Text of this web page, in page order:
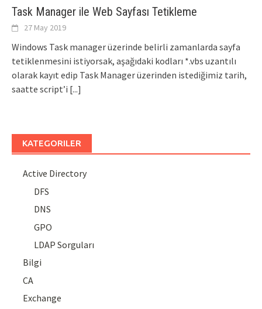
Task Manager ile Web Sayfası Tetikleme
27 May 2019
Windows Task manager üzerinde belirli zamanlarda sayfa
tetiklenmesini istiyorsak, aşağıdaki kodları *.vbs uzantılı
olarak kayıt edip Task Manager üzerinden istediğimiz tarih,
saatte script’i [...]
KATEGORILER
Active Directory
DFS
DNS
GPO
LDAP Sorguları
Bilgi
CA
Exchange